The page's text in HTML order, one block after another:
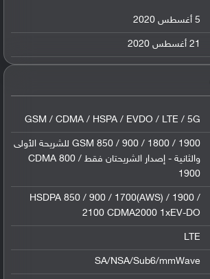
البطارية:
ليثيوم أيون سعة 4300 مللي أمبير, غير قاب...
5 أغسطس 2020
21 أغسطس 2020
GSM / CDMA / HSPA / EVDO / LTE / 5G
GSM 850 / 900 / 1800 / 1900 للشريحة الأولى
والثانية - إصدار الشريحتان فقط CDMA 800 /
1900
HSDPA 850 / 900 / 1700(AWS) / 1900 /
2100 CDMA2000 1xEV-DO
LTE
SA/NSA/Sub6/mmWave